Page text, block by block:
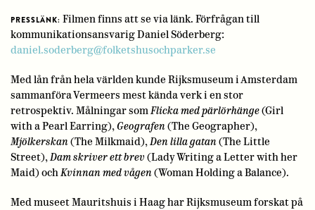
PRESSLÄNK: Filmen finns att se via länk. Förfrågan till
kommunikationsansvarig Daniel Söderberg:
daniel.soderberg@folketshusochparker.se
Med lån från hela världen kunde Rijksmuseum i Amsterdam
sammanföra Vermeers mest kända verk i en stor
retrospektiv. Målningar somFlicka med pärlörhänge(Girl
with a Pearl Earring),Geografen(The Geographer),
Mjölkerskan(The Milkmaid),Den lilla gatan(The Little
Street),Dam skriver ett brev (Lady Writing a Letter with her
Maid) ochKvinnan med vågen(Woman Holding a Balance).
Med museet Mauritshuis i Haag har Rijksmuseum forskat på